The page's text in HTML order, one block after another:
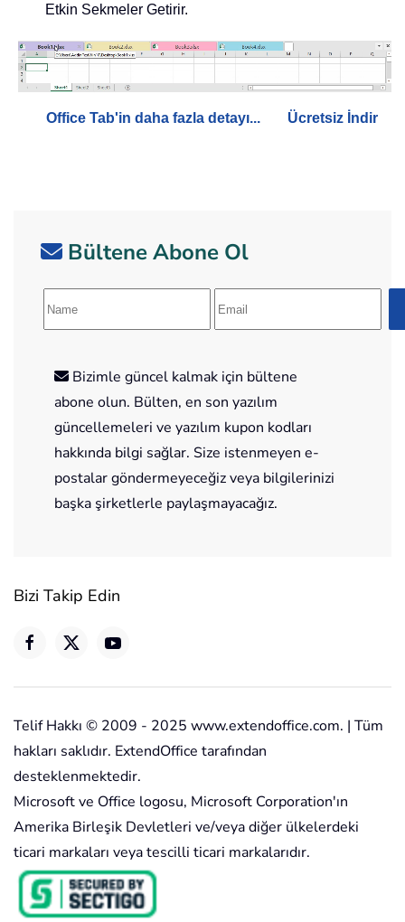
Etkin Sekmeler Getirir.
Office Tab'in daha fazla detayı... Ücretsiz İndir
Bültene Abone Ol
Bizimle güncel kalmak için bültene
abone olun. Bülten, en son yazılım
güncellemeleri ve yazılım kupon kodları
hakkında bilgi sağlar. Size istenmeyen e-
postalar göndermeyeceğiz veya bilgilerinizi
başka şirketlerle paylaşmayacağız.
Bizi Takip Edin
Telif Hakkı © 2009 - 2025 www.extendoffice.com. | Tüm
hakları saklıdır. ExtendOffice tarafından
desteklenmektedir.
Microsoft ve Office logosu, Microsoft Corporation'ın
Amerika Birleşik Devletleri ve/veya diğer ülkelerdeki
ticari markaları veya tescilli ticari markalarıdır.